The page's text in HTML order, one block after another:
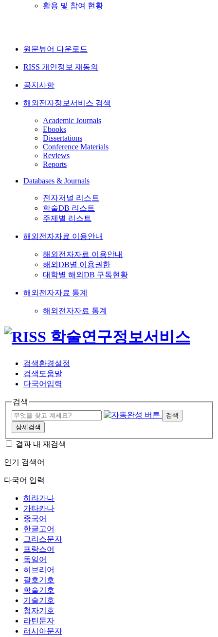
활용 및 참여 현황
원문뷰어 다운로드
RISS 개인정보 재동의
공지사항
해외전자정보서비스 검색
Academic Journals
Ebooks
Dissertations
Conference Materials
Reviews
Reports
Databases & Journals
전자저널 리스트
학술DB 리스트
주제별 리스트
해외전자자료 이용안내
해외전자자료 이용안내
해외DB별 이용권한
대학별 해외DB 구독현황
해외전자자료 통계
해외전자자료 통계
검색환경설정
검색도움말
다국어입력
검색
검색
상세검색
결과 내 재검색
인기 검색어
다국어 입력
히라가나
가타카나
중국어
한글고어
그리스문자
프랑스어
독일어
히브리어
괄호기호
학술기호
기술기호
첨자기호
라틴문자
러시아문자